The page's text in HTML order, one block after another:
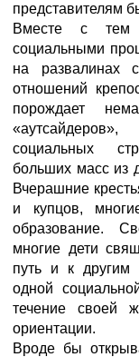
представителям
Вместе с тем
социальными
на развалинах
отношений
порождает
социальных
больших масс из
Вчерашние
и купцов,
образование.
многие дети
путь и к другим
одной
течение своей
ориентации.
Вроде бы